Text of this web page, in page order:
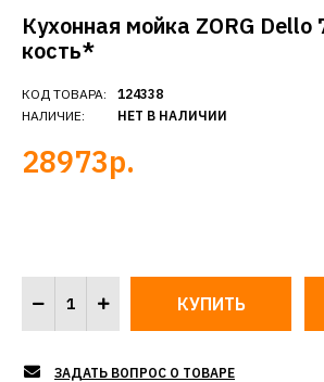
Кухонная мойка ZORG Dello
кость*
КОД ТОВАРА:
НАЛИЧИЕ:
124338
НЕТ В НАЛИЧИИ
28973р.
ЗАДАТЬ ВОПРОС О ТОВАРЕ